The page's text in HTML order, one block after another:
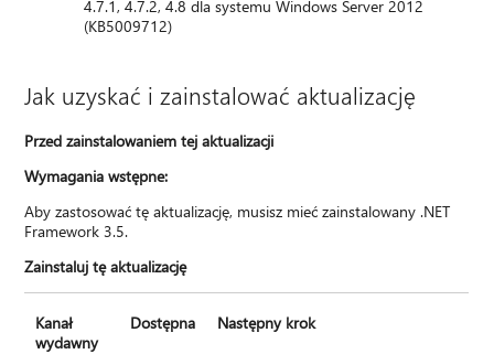
4.7.1, 4.7.2, 4.8 dla systemu Windows Server 2012
(KB5009712)
Jak uzyskać i zainstalować aktualizację
Przed zainstalowaniem tej aktualizacji
Wymagania wstępne:
Aby zastosować tę aktualizację, musisz mieć zainstalowany .NET
Framework 3.5.
Zainstaluj tę aktualizację
Kanał
wydawny
Dostępna Następny krok